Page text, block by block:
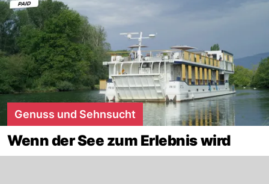
Genuss und Sehnsucht
Wenn der See zum Erlebnis wird